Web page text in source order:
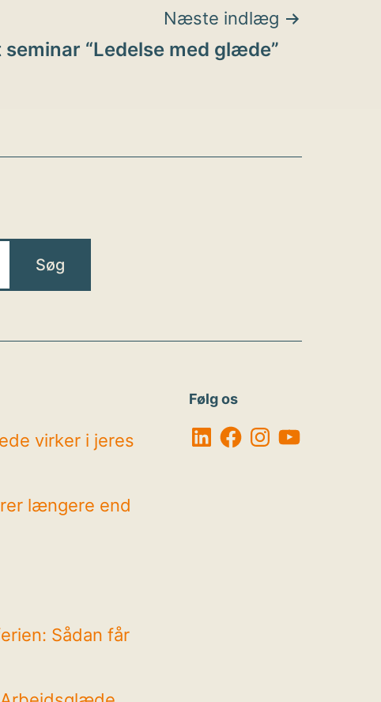
Næste indlæg
“Ledelse med glæde”
virker i jeres
længere end
Sådan får
Følg os
LinkedIn
Facebook
Instagram
YouTube